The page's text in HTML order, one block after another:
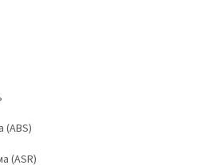
(ABS)
(ASR)